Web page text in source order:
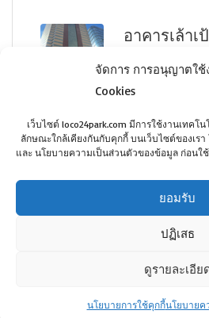
จัดการ การอนุญาตใช้
Cookies
เว็บไซต์ loco24park.com มีการใช้งานเทคโ
ลักษณะใกล้เคียงกันกับคุกกี้ บนเว็บไซต์ของเร
และ นโยบายความเป็นส่วนตัวของข้อมูล ก่อนใ
ยอมรับ
ปฏิเสธ
ดูรายละเอีย
นโยบายการใช้คุกกี้นโยบายค
อาคารเล้าเ
Lao Peng Nguan Tower
©Copyright loco24park.com,
Reserved.